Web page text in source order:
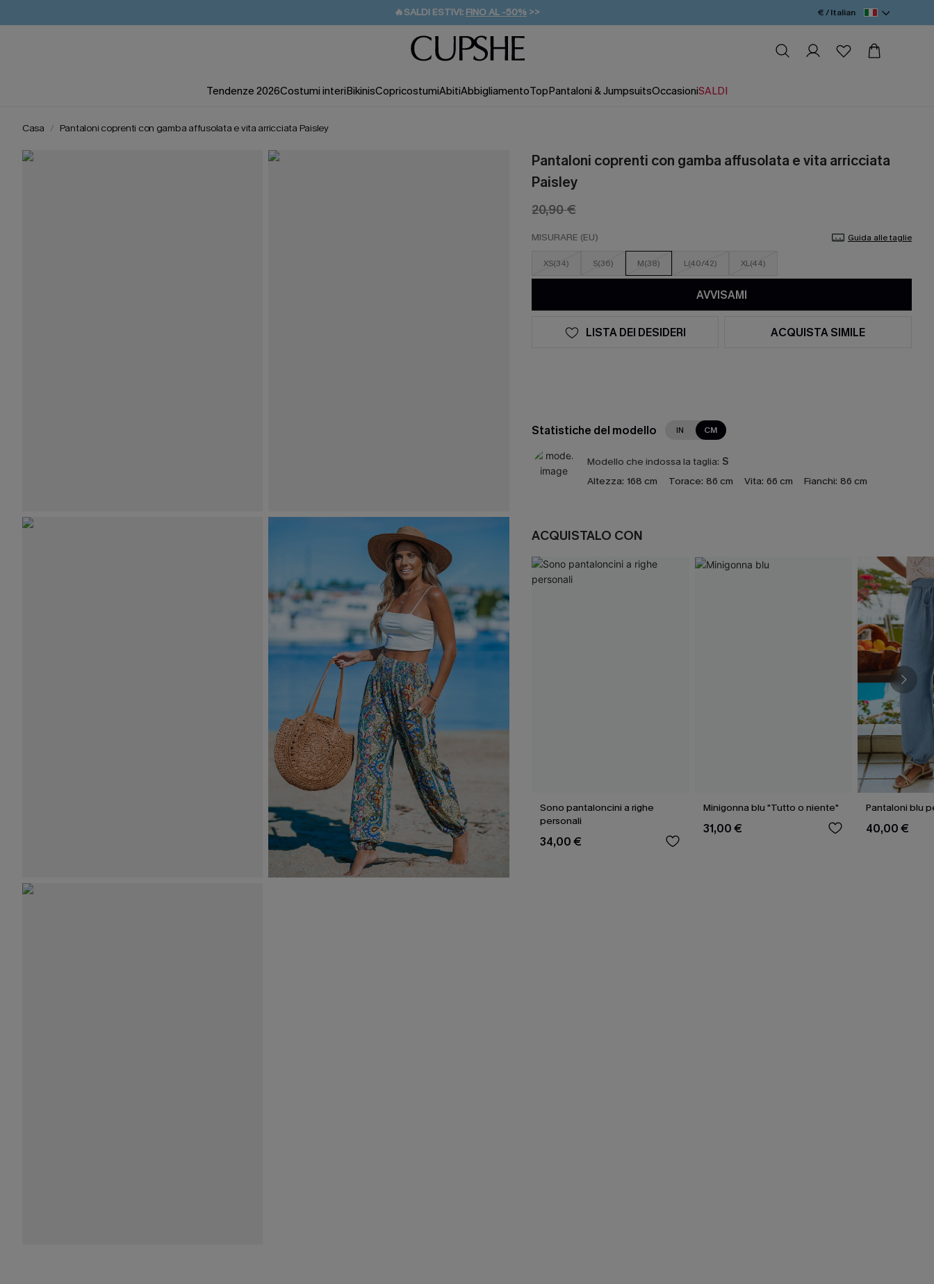
🔥SALDI ESTIVI: FINO AL -50% >>
🚚SPEDIZIONE GRATUITA DA 49€
💌REGALO PER I NUOVI: 20% DI SCONTO*
€ / Italian
Tendenze 2026Costumi interiBikinisCopricostumiAbitiAbbigliamentoTopPantaloni & JumpsuitsOccasioniSALDI
Casa Pantaloni coprenti con gamba affusolata e vita arricciata Paisley
Pantaloni coprenti con gamba affusolata e vita arricciata
Paisley
20,90 €
MISURARE (EU) Guida alle taglie
XS(34) S(36) M(38) L(40/42) XL(44)
AVVISAMI
LISTA DEI DESIDERI ACQUISTA SIMILE
Statistiche del modello IN CM
Modello che indossa la taglia: S
Altezza: 168 cm Torace: 86 cm Vita: 66 cm Fianchi: 86 cm
ACQUISTALO CON
Sono pantaloncini a righe
personali
34,00 €
Minigonna blu "Tutto o niente"
31,00 €
Pantaloni blu
40,00 €